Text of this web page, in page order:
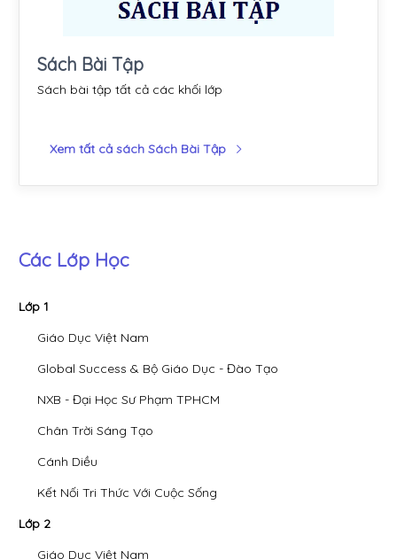
Sách Bài Tập
Sách bài tập tất cả các khối lớp
Xem tất cả sách Sách Bài Tập
Các Lớp Học
Lớp 1
Giáo Dục Việt Nam
Global Success & Bộ Giáo Dục - Đào Tạo
NXB - Đại Học Sư Phạm TPHCM
Chân Trời Sáng Tạo
Cánh Diều
Kết Nối Tri Thức Với Cuộc Sống
Lớp 2
Giáo Dục Việt Nam